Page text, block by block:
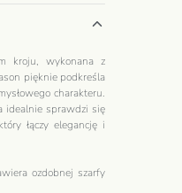
kroju, wykonana z
pięknie podkreśla
charakteru.
idealnie sprawdzi się
łączy elegancję i
ozdobnej szarfy